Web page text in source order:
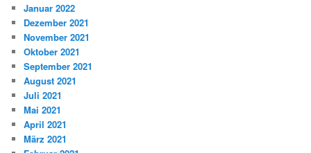
Januar 2022
Dezember 2021
November 2021
Oktober 2021
September 2021
August 2021
Juli 2021
Mai 2021
April 2021
März 2021